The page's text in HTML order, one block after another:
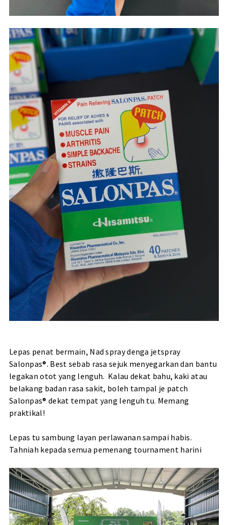
Lepas penat bermain, Nad spray denga jetspray
Salonpas®. Best sebab rasa sejuk menyegarkan dan bantu
legakan otot yang lenguh. Kalau dekat bahu, kaki atau
belakang badan rasa sakit, boleh tampal je patch
Salonpas® dekat tempat yang lenguh tu. Memang
praktikal!
Lepas tu sambung layan perlawanan sampai habis.
Tahniah kepada semua pemenang tournament harini